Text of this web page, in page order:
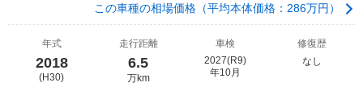
この車種の相場価格（平均本体価格：286万円）
年式
2018
(H30)
走行距離
6.5
万km
車検
2027(R9)
年10月
修復歴
なし